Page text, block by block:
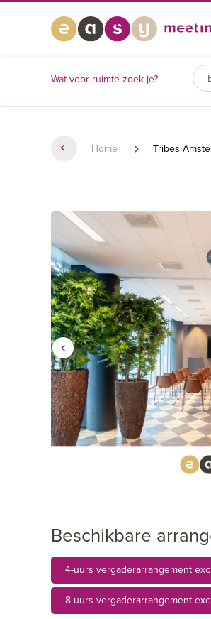
Wat voor ruimte zoek je?
Home Tribes
Beschikbare
4-uurs vergaderarrangement
8-uurs vergaderarrangement